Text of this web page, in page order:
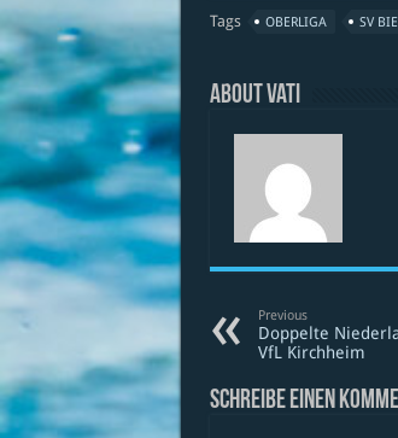
Tags OBERLIGA SV
About vati
Previous
Doppelte
VfL Kirchheim
Schreibe einen